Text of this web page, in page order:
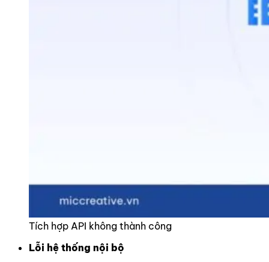
Tích hợp API không thành công
Lỗi hệ thống nội bộ